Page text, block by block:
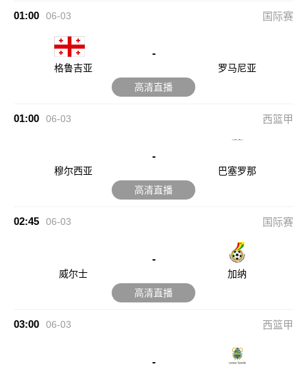
01:00 06-03 国际赛
格鲁吉亚
-
罗马尼亚
高清直播
01:00 06-03 西篮甲
穆尔西亚
-
巴塞罗那
高清直播
02:45 06-03 国际赛
威尔士
-
加纳
高清直播
03:00 06-03 西篮甲
-